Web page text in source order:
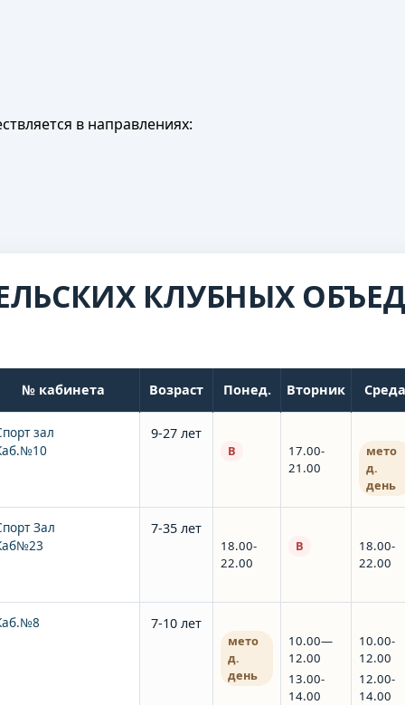
в направлениях:
КЛУБНЫХ
№ кабинета Возраст Понед. Вторник Среда
зал
9-27 лет
В
17.00-
21.00
мето
д.
день
Зал
7-35 лет
18.00-
22.00
В
18.00-
22.00
7-10 лет
мето
д.
день
10.00—
12.00
13.00-
14.00
10.00-
12.00
12.00-
14.00